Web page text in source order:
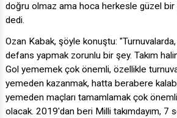
doğru olmaz ama hoca herkesle güzel bir
dedi.
Ozan Kabak, şöyle konuştu:
defans yapmak zorunlu bir şey. Takım
Gol yememek çok önemli, özellikle
yemeden kazanmak, hatta berabere
yemeden maçları tamamlamak çok
olacak. 2019'dan beri Milli takımdayım, 7